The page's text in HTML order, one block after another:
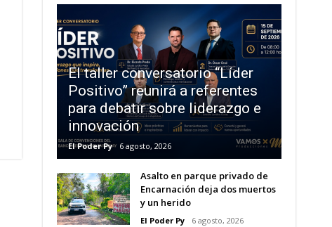
El taller conversatorio “Líder
Positivo” reunirá a referentes
para debatir sobre liderazgo e
innovación
El Poder Py 6 agosto, 2026
Asalto en parque privado de
Encarnación deja dos muertos
y un herido
El Poder Py 6 agosto, 2026